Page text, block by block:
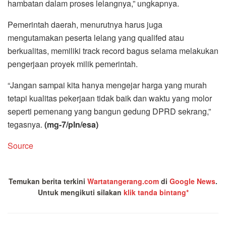
hambatan dalam proses lelangnya,” ungkapnya.
Pemerintah daerah, menurutnya harus juga
mengutamakan peserta lelang yang qualifed atau
berkualitas, memiliki track record bagus selama melakukan
pengerjaan proyek milik pemerintah.
“Jangan sampai kita hanya mengejar harga yang murah
tetapi kualitas pekerjaan tidak baik dan waktu yang molor
seperti pemenang yang bangun gedung DPRD sekrang,”
tegasnya. (mg-7/pln/esa)
Source
Temukan berita terkini Wartatangerang.com di Google News.
Untuk mengikuti silakan klik tanda bintang*